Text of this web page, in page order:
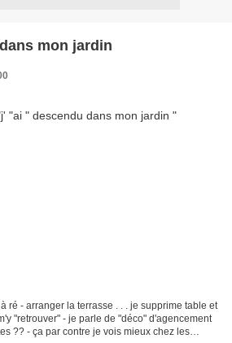
mon jardin
ré - arranger la terrasse . . . je supprime table et
"retrouver" - je parle de "déco" d'agencement
?? - ça par contre je vois mieux chez les